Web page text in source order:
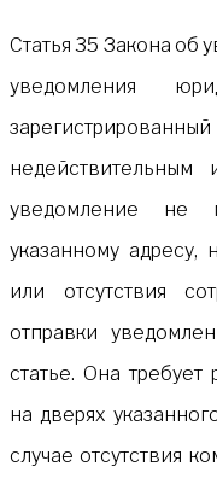
Статья 35 Закона об
уведомления
недействительным
уведомление не
указанному адресу,
или отсутствия
отправки
статье. Она
на дверях
случае отсутствия